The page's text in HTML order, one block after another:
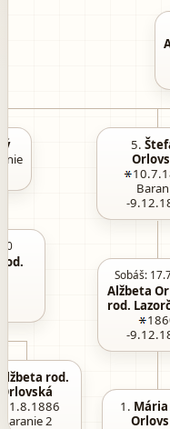
rod.
Orlovská
21.8.1886
Baranie 2
5.
-
Sobáš:
Alžbeta
rod.
-
1.